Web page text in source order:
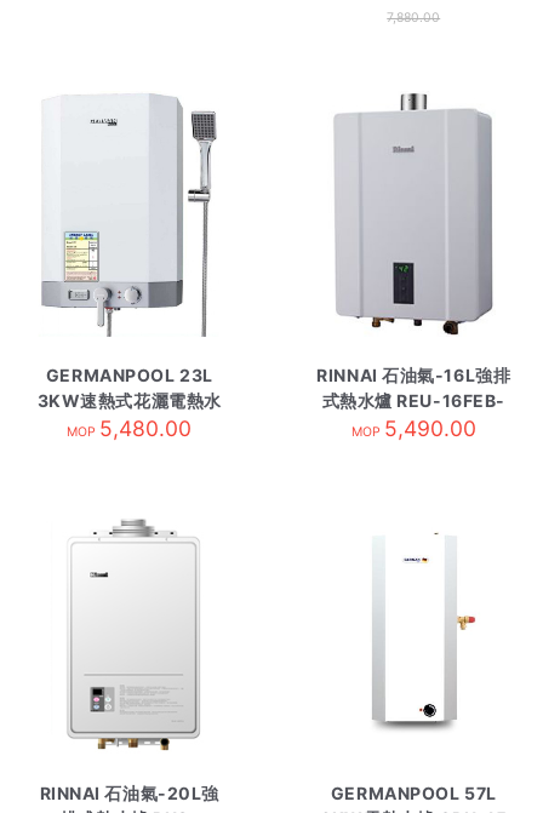
7,880.00
GERMANPOOL 23L
3KW速熱式花灑電熱水
爐 GPNB-6SSL方型
MOP 5,480.00
RINNAI 石油氣-16L強排
式熱水爐 REU-16FEB-
MC
MOP 5,490.00
RINNAI 石油氣-20L強
GERMANPOOL 57L